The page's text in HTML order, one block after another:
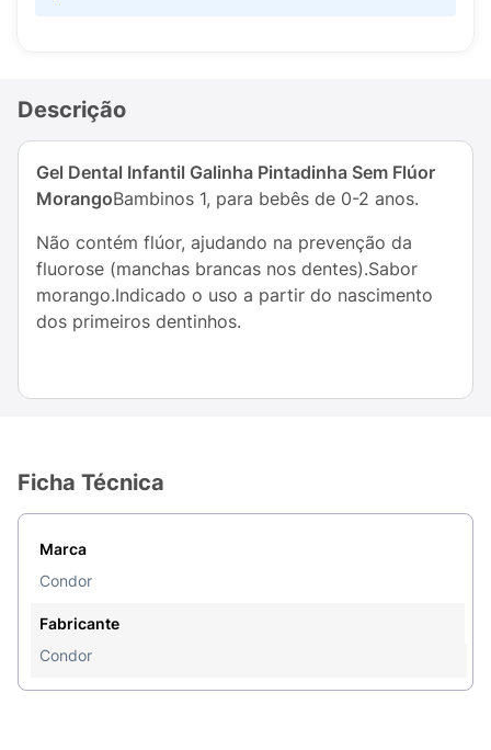
Descrição
Gel Dental Infantil Galinha Pintadinha Sem Flúor
MorangoBambinos 1, para bebês de 0-2 anos.
Não contém flúor, ajudando na prevenção da
fluorose (manchas brancas nos dentes).Sabor
morango.Indicado o uso a partir do nascimento
dos primeiros dentinhos.
Ficha Técnica
Marca
Condor
Fabricante
Condor